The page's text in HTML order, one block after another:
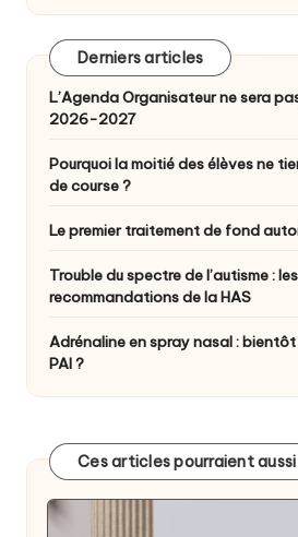
Derniers articles
L’Agenda Organisateur ne sera
2026-2027
Pourquoi la moitié des élèves ne
de course ?
Le premier traitement de fond
Trouble du spectre de l’autisme :
recommandations de la HAS
Adrénaline en spray nasal :
PAI ?
Ces articles pourraient